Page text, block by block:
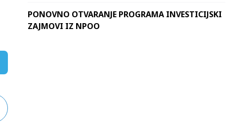
PONOVNO OTVARANJE PROGRAMA INVESTICIJSKI
ZAJMOVI IZ NPOO